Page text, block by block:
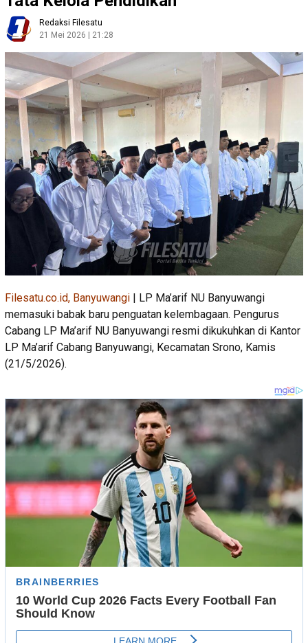
Redaksi Filesatu
21 Mei 2026 | 21:28
Filesatu.co.id, Banyuwangi | LP Ma’arif NU Banyuwangi
memasuki babak baru penguatan kelembagaan. Pengurus
Cabang LP Ma’arif NU Banyuwangi resmi dikukuhkan di Kantor
LP Ma’arif Cabang Banyuwangi, Kecamatan Srono, Kamis
(21/5/2026).